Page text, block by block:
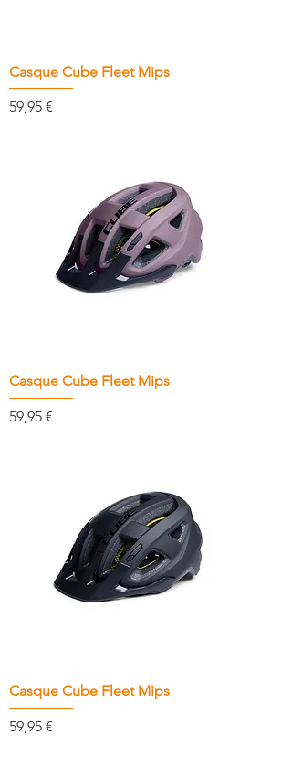
Casque Cube Fleet Mips
Prix
59,95 €
Casque Cube Fleet Mips
Prix
59,95 €
Casque Cube Fleet Mips
Prix
59,95 €